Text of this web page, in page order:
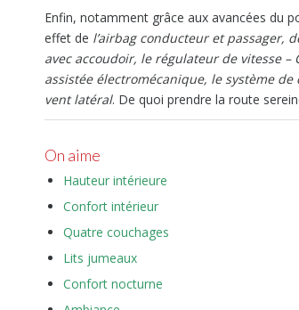
Enfin, notamment grâce aux avancées du
effet de l’airbag conducteur et passager,
avec accoudoir, le régulateur de vitesse –
assistée électromécanique, le système
vent latéral. De quoi prendre la route
On aime
Hauteur intérieure
Confort intérieur
Quatre couchages
Lits jumeaux
Confort nocturne